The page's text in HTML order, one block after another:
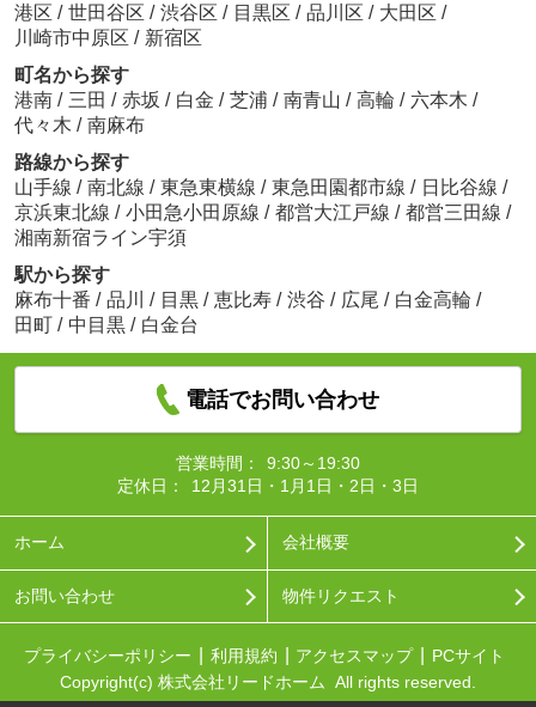
港区 / 世田谷区 / 渋谷区 / 目黒区 / 品川区 / 大田区 /
川崎市中原区 / 新宿区
町名から探す
港南 / 三田 / 赤坂 / 白金 / 芝浦 / 南青山 / 高輪 / 六本木 /
代々木 / 南麻布
路線から探す
山手線 / 南北線 / 東急東横線 / 東急田園都市線 / 日比谷線 /
京浜東北線 / 小田急小田原線 / 都営大江戸線 / 都営三田線 /
湘南新宿ライン宇須
駅から探す
麻布十番 / 品川 / 目黒 / 恵比寿 / 渋谷 / 広尾 / 白金高輪 /
田町 / 中目黒 / 白金台
電話でお問い合わせ
営業時間：
9:30～19:30
定休日：
12月31日・1月1日・2日・3日
ホーム 会社概要
お問い合わせ 物件リクエスト
プライバシーポリシー 利用規約 アクセスマップ
PCサイト
Copyright(c) 株式会社リードホーム All rights reserved.